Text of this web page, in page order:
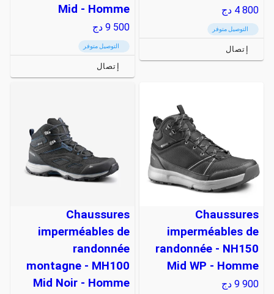
4 800 دج
التوصيل متوفر
إتصال
Mid - Homme
9 500 دج
التوصيل متوفر
إتصال
Chaussures
imperméables de
randonnée - NH150
Mid WP - Homme
9 900 دج
Chaussures
imperméables de
randonnée
montagne - MH100
Mid Noir - Homme